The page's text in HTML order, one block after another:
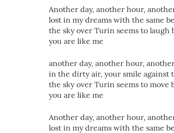
Another day, another hour,
lost in my dreams with the same
the sky over Turin seems to laugh
you are like me
another day, another hour,
in the dirty air, your smile against
the sky over Turin seems to move
you are like me
Another day, another hour,
lost in my dreams with the same